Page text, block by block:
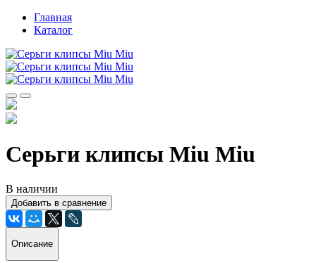
Главная
Каталог
Серьги клипсы Miu Miu
В наличии
Добавить в сравнение
Описание